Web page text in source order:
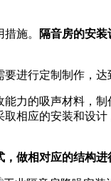
施。
隔音房的安
进行定制制作，达
力的吸声材料，
相应的安装和设
做相对应的结构